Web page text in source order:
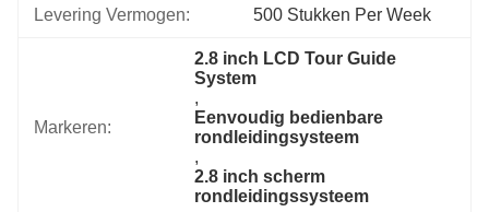
Levering Vermogen: 500 Stukken Per Week
Markeren:
2.8 inch LCD Tour Guide
System
,
Eenvoudig bedienbare
rondleidingsysteem
,
2.8 inch scherm
rondleidingssysteem